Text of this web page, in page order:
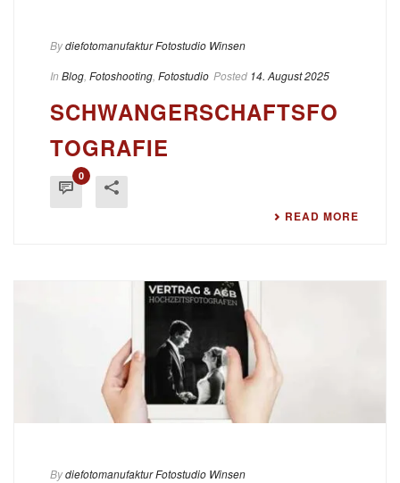
Bydiefotomanufaktur Fotostudio Winsen
In Blog Fotoshooting Fotostudio Posted 14. August 2025
SCHWANGERSCHAFTSFO
TOGRAFIE
0
READ MORE
Bydiefotomanufaktur Fotostudio Winsen